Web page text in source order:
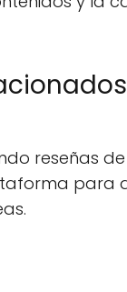
reseñas de
para